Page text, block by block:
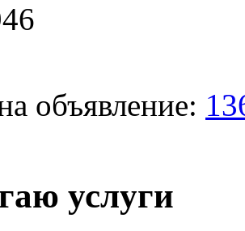
объявление:
услуги